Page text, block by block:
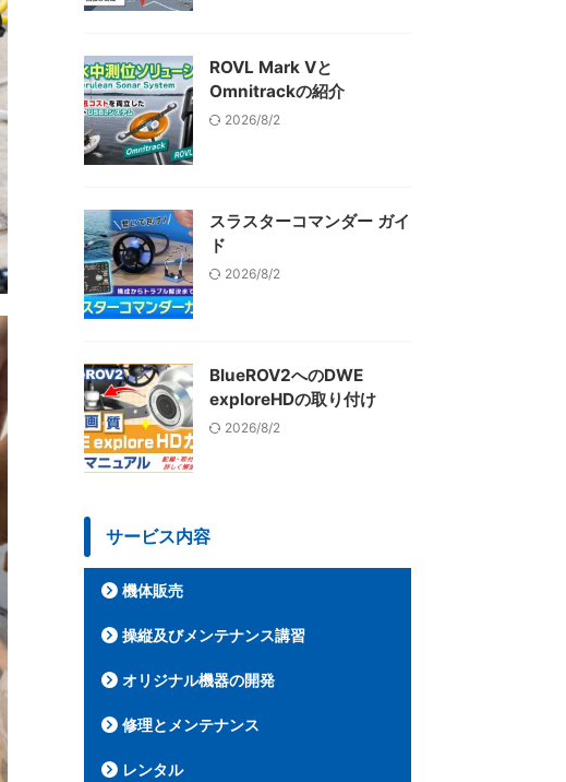
ROVL Mark Vと
Omnitrackの紹介
2026/8/2
スラスターコマンダー ガイ
ド
2026/8/2
BlueROV2へのDWE
exploreHDの取り付け
2026/8/2
サービス内容
機体販売
操縦及びメンテナンス講習
オリジナル機器の開発
修理とメンテナンス
レンタル